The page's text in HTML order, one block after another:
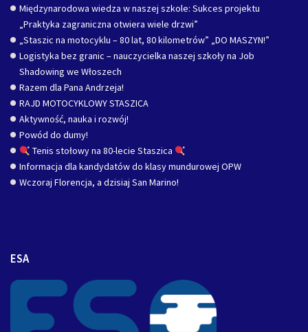
Międzynarodowa wiedza w naszej szkole: Sukces projektu
„Praktyka zagraniczna otwiera wiele drzwi”
„Staszic na motocyklu – 80 lat, 80 kilometrów” „DO MASZYN!”
Logistyka bez granic – nauczycielka naszej szkoły na Job
Shadowing we Włoszech
Razem dla Pana Andrzeja!
RAJD MOTOCYKLOWY STASZICA
Aktywność, nauka i rozwój!
Powód do dumy!
Tenis stołowy na 80-lecie Staszica
Informacja dla kandydatów do klasy mundurowej OPW
Wczoraj Florencja, a dzisiaj San Marino!
ESA